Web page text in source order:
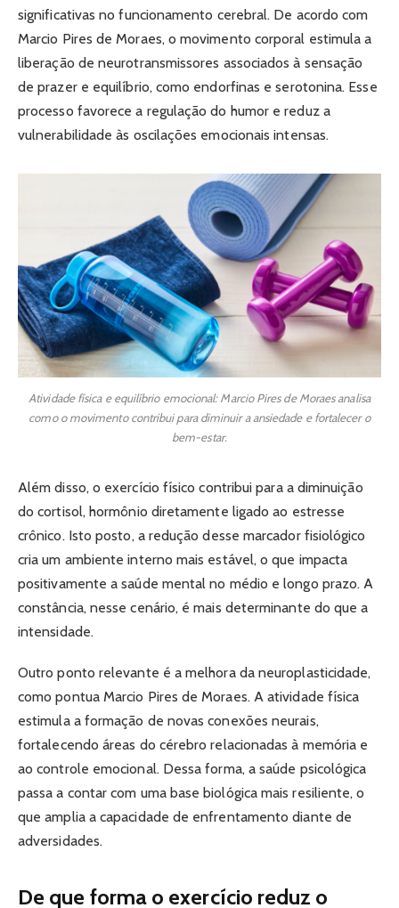
significativas no funcionamento cerebral. De acordo com
Marcio Pires de Moraes, o movimento corporal estimula a
liberação de neurotransmissores associados à sensação
de prazer e equilíbrio, como endorfinas e serotonina. Esse
processo favorece a regulação do humor e reduz a
vulnerabilidade às oscilações emocionais intensas.
Atividade física e equilíbrio emocional: Marcio Pires de Moraes analisa
como o movimento contribui para diminuir a ansiedade e fortalecer o
bem-estar.
Além disso, o exercício físico contribui para a diminuição
do cortisol, hormônio diretamente ligado ao estresse
crônico. Isto posto, a redução desse marcador fisiológico
cria um ambiente interno mais estável, o que impacta
positivamente a saúde mental no médio e longo prazo. A
constância, nesse cenário, é mais determinante do que a
intensidade.
Outro ponto relevante é a melhora da neuroplasticidade,
como pontua Marcio Pires de Moraes. A atividade física
estimula a formação de novas conexões neurais,
fortalecendo áreas do cérebro relacionadas à memória e
ao controle emocional. Dessa forma, a saúde psicológica
passa a contar com uma base biológica mais resiliente, o
que amplia a capacidade de enfrentamento diante de
adversidades.
De que forma o exercício reduz o